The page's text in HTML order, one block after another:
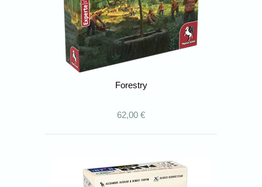
Forestry
62,00 €